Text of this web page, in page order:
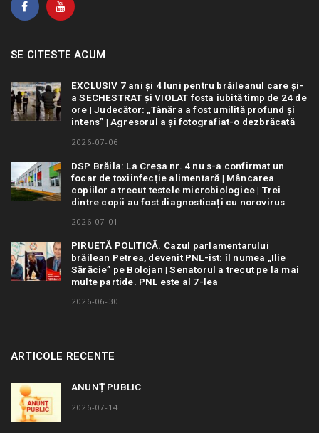
SE CITESTE ACUM
EXCLUSIV 7 ani și 4 luni pentru brăileanul care și-
a SECHESTRAT și VIOLAT fosta iubită timp de 24 de
ore | Judecător: „Tânăra a fost umilită profund și
intens” | Agresorul a și fotografiat-o dezbrăcată
2026-07-06
DSP Brăila: La Creșa nr. 4 nu s-a confirmat un
focar de toxiinfecție alimentară | Mâncarea
copiilor a trecut testele microbiologice | Trei
dintre copii au fost diagnosticați cu norovirus
2026-07-01
PIRUETĂ POLITICĂ. Cazul parlamentarului
brăilean Petrea, devenit PNL-ist: îl numea „Ilie
Sărăcie” pe Bolojan | Senatorul a trecut pe la mai
multe partide. PNL este al 7-lea
2026-06-30
ARTICOLE RECENTE
ANUNȚ PUBLIC
2026-07-14